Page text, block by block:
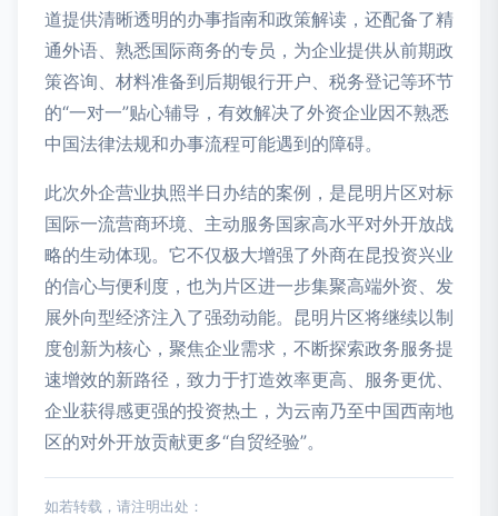
道提供清晰透明的办事指南和政策解读，还配备了精
通外语、熟悉国际商务的专员，为企业提供从前期政
策咨询、材料准备到后期银行开户、税务登记等环节
的“一对一”贴心辅导，有效解决了外资企业因不熟悉
中国法律法规和办事流程可能遇到的障碍。
此次外企营业执照半日办结的案例，是昆明片区对标
国际一流营商环境、主动服务国家高水平对外开放战
略的生动体现。它不仅极大增强了外商在昆投资兴业
的信心与便利度，也为片区进一步集聚高端外资、发
展外向型经济注入了强劲动能。昆明片区将继续以制
度创新为核心，聚焦企业需求，不断探索政务服务提
速增效的新路径，致力于打造效率更高、服务更优、
企业获得感更强的投资热土，为云南乃至中国西南地
区的对外开放贡献更多“自贸经验”。
如若转载，请注明出处：